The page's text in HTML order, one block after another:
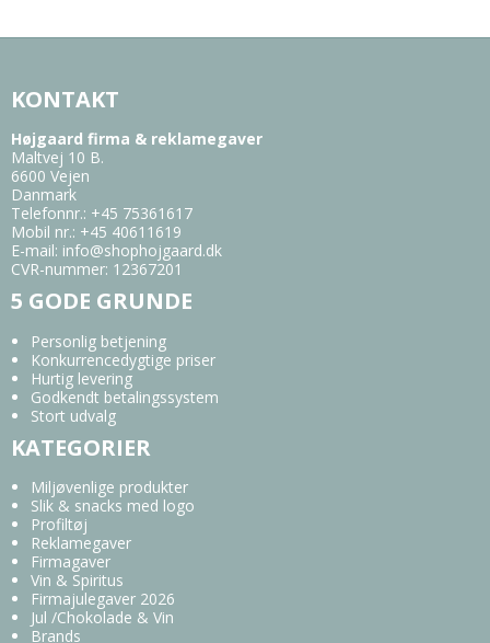
KONTAKT
Højgaard firma & reklamegaver
Maltvej 10 B.
6600 Vejen
Danmark
Telefonnr.: +45 75361617
Mobil nr.: +45 40611619
E-mail: info@shophojgaard.dk
CVR-nummer: 12367201
5 GODE GRUNDE
Personlig betjening
Konkurrencedygtige priser
Hurtig levering
Godkendt betalingssystem
Stort udvalg
KATEGORIER
Miljøvenlige produkter
Slik & snacks med logo
Profiltøj
Reklamegaver
Firmagaver
Vin & Spiritus
Firmajulegaver 2026
Jul /Chokolade & Vin
Brands